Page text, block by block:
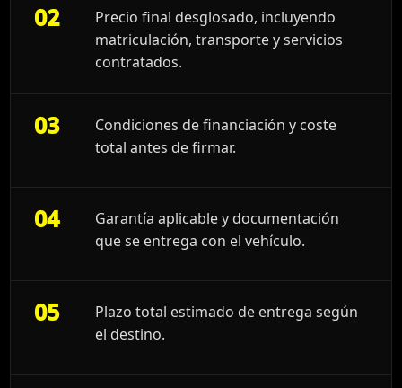
02
Precio final desglosado, incluyendo
matriculación, transporte y servicios
contratados.
03
Condiciones de financiación y coste
total antes de firmar.
04
Garantía aplicable y documentación
que se entrega con el vehículo.
05
Plazo total estimado de entrega según
el destino.